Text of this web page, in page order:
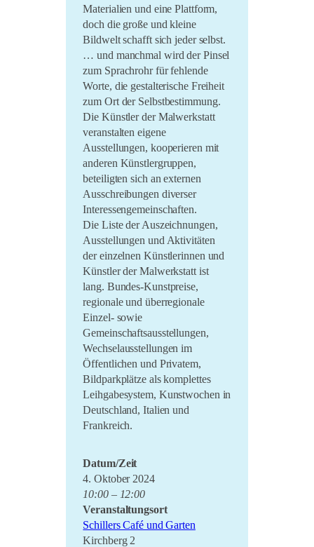
Materialien und eine Plattform,
doch die große und kleine
Bildwelt schafft sich jeder selbst.
… und manchmal wird der Pinsel
zum Sprachrohr für fehlende
Worte, die gestalterische Freiheit
zum Ort der Selbstbestimmung.
Die Künstler der Malwerkstatt
veranstalten eigene
Ausstellungen, kooperieren mit
anderen Künstlergruppen,
beteiligten sich an externen
Ausschreibungen diverser
Interessengemeinschaften.
Die Liste der Auszeichnungen,
Ausstellungen und Aktivitäten
der einzelnen Künstlerinnen und
Künstler der Malwerkstatt ist
lang. Bundes-Kunstpreise,
regionale und überregionale
Einzel- sowie
Gemeinschaftsausstellungen,
Wechselausstellungen im
Öffentlichen und Privatem,
Bildparkplätze als komplettes
Leihgabesystem, Kunstwochen in
Deutschland, Italien und
Frankreich.
Datum/Zeit
4. Oktober 2024
10:00 – 12:00
Veranstaltungsort
Schillers Café und Garten
Kirchberg 2